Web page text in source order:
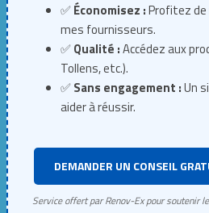
✅Économisez :Profitez
mes fournisseurs.
✅Qualité :Accédez aux
Tollens, etc.).
✅Sans engagement :Un
aider à réussir.
DEMANDER UN CONSEIL
Service offert par Renov-Ex pour soutenir